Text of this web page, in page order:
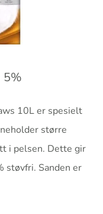
5%
10L er spesielt
større
i pelsen. Dette gir
støvfri. Sanden er